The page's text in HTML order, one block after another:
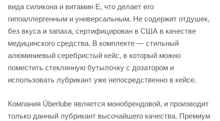
вида силикона и витамин Е, что делает его
гипоаллергенным и универсальным. Не содержит отдушек,
без вкуса и запаха, сертифицирован в США в качестве
медицинского средства. В комплекте — стильный
алюминиевый серебристый кейс, в который можно
поместить стеклянную бутылочку с дозатором и
использовать лубрикант уже непосредственно в кейсе.
Компания Überlube является монобрендовой, и производит
только данный лубрикант высочайшего качества. Премиум